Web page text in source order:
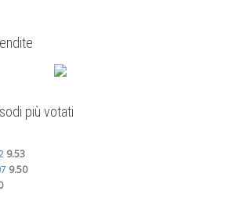
più votati
9.53
9.50